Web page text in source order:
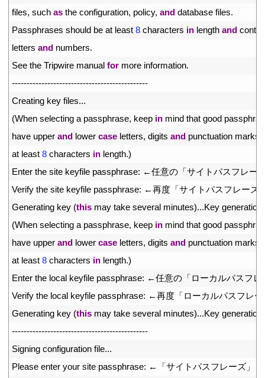
files, such as the configuration, policy, and database files.
Passphrases should be at least 8 characters in length and
letters and numbers.
See the Tripwire manual for more information.
----------------------------------------------
Creating key files...
(When selecting a passphrase, keep in mind that good
have upper and lower case letters, digits and punctuation marks
at least 8 characters in length.)
Enter the site keyfile passphrase: ←任意の「サイトパスフレー
Verify the site keyfile passphrase: ←再度「サイトパスフレーズ
Generating key (this may take several minutes)...Key generation
(When selecting a passphrase, keep in mind that good
have upper and lower case letters, digits and punctuation marks
at least 8 characters in length.)
Enter the local keyfile passphrase: ←任意の「ローカルパスフレ
Verify the local keyfile passphrase: ←再度「ローカルパスフレ
Generating key (this may take several minutes)...Key generation
----------------------------------------------
Signing configuration file...
Please enter your site passphrase: ←「サイトパスフレーズ」